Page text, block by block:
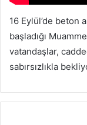
16 Eylül’de beton
başladığı
vatandaşlar,
sabırsızlıkla